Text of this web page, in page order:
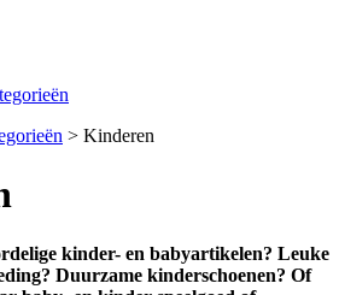
> Kinderen
kinder- en babyartikelen? Leuke
Duurzame kinderschoenen? Of